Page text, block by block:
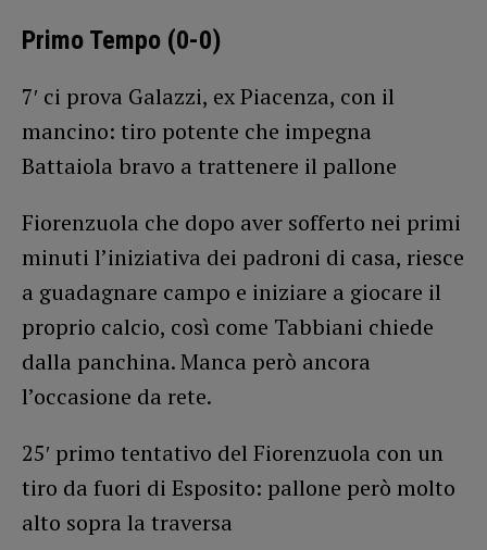
Primo Tempo (0-0)
7′ ci prova Galazzi, ex Piacenza, con il
mancino: tiro potente che impegna
Battaiola bravo a trattenere il pallone
Fiorenzuola che dopo aver sofferto nei primi
minuti l’iniziativa dei padroni di casa, riesce
a guadagnare campo e iniziare a giocare il
proprio calcio, così come Tabbiani chiede
dalla panchina. Manca però ancora
l’occasione da rete.
25′ primo tentativo del Fiorenzuola con un
tiro da fuori di Esposito: pallone però molto
alto sopra la traversa